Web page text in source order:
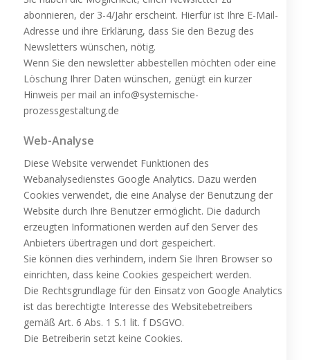
abonnieren, der 3-4/Jahr erscheint. Hierfür ist Ihre E-Mail-
Adresse und ihre Erklärung, dass Sie den Bezug des
Newsletters wünschen, nötig.
Wenn Sie den newsletter abbestellen möchten oder eine
Löschung Ihrer Daten wünschen, genügt ein kurzer
Hinweis per mail an info@systemische-
prozessgestaltung.de
Web-Analyse
Diese Website verwendet Funktionen des
Webanalysedienstes Google Analytics. Dazu werden
Cookies verwendet, die eine Analyse der Benutzung der
Website durch Ihre Benutzer ermöglicht. Die dadurch
erzeugten Informationen werden auf den Server des
Anbieters übertragen und dort gespeichert.
Sie können dies verhindern, indem Sie Ihren Browser so
einrichten, dass keine Cookies gespeichert werden.
Die Rechtsgrundlage für den Einsatz von Google Analytics
ist das berechtigte Interesse des Websitebetreibers
gemäß Art. 6 Abs. 1 S.1 lit. f DSGVO.
Die Betreiberin setzt keine Cookies.